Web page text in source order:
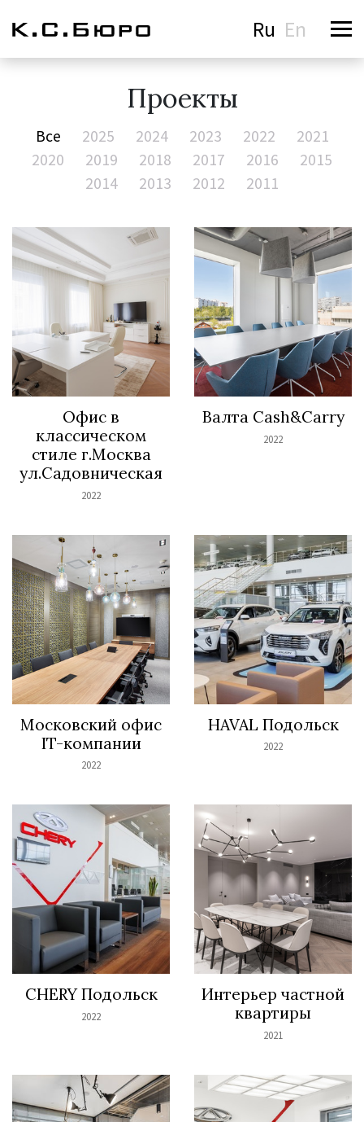
Ru En
Проекты
Все 2025 2024 2023 2022
2021
2020
2019 2018 2017 2016
2015
2014
2013 2012 2011
Офис в
классическом
стиле г.Москва
ул.Садовническая
2022
Валта Cash&Carry
2022
Московский офис
IT-компании
2022
HAVAL Подольск
2022
CHERY Подольск
2022
Интерьер частной
квартиры
2021